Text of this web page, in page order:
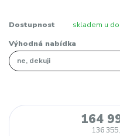
Dostupnost skladem u
Výhodná nabídka
164
136